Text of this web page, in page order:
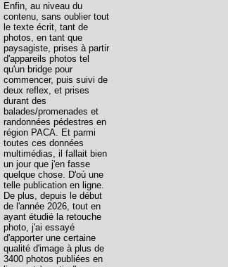
Enfin, au niveau du
contenu, sans oublier tout
le texte écrit, tant de
photos, en tant que
paysagiste, prises à partir
d'appareils photos tel
qu'un bridge pour
commencer, puis suivi de
deux reflex, et prises
durant des
balades/promenades et
randonnées pédestres en
région PACA. Et parmi
toutes ces données
multimédias, il fallait bien
un jour que j'en fasse
quelque chose. D'où une
telle publication en ligne.
De plus, depuis le début
de l'année 2026, tout en
ayant étudié la retouche
photo, j'ai essayé
d'apporter une certaine
qualité d'image à plus de
3400 photos publiées en